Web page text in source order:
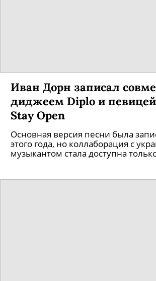
Иван Дорн записал
диджеем Diplo и
Stay Open
Основная версия песни была
этого года, но коллаборация с
музыкантом стала доступна